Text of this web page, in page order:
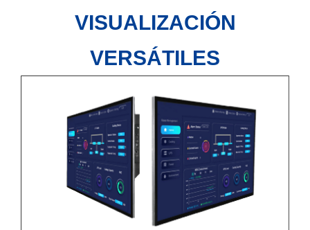
VISUALIZACIÓN
VERSÁTILES